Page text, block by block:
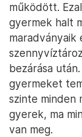
működött.
gyermek halt
maradványaik
bezárása
gyermeket
szinte minden
gyerek, ma
van meg.